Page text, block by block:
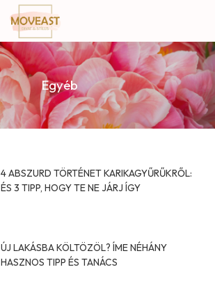
Egyéb
4 ABSZURD TÖRTÉNET KARIKAGYŰRŰKRŐL:
ÉS 3 TIPP, HOGY TE NE JÁRJ ÍGY
ÚJ LAKÁSBA KÖLTÖZÖL? ÍME NÉHÁNY
HASZNOS TIPP ÉS TANÁCS